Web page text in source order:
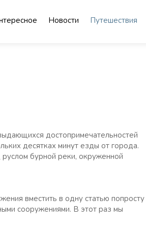
Новости Путешествия
достопримечательностей
десятках минут езды от города.
бурной реки, окруженной
вместить в одну статью попросту
сооружениями. В этот раз мы